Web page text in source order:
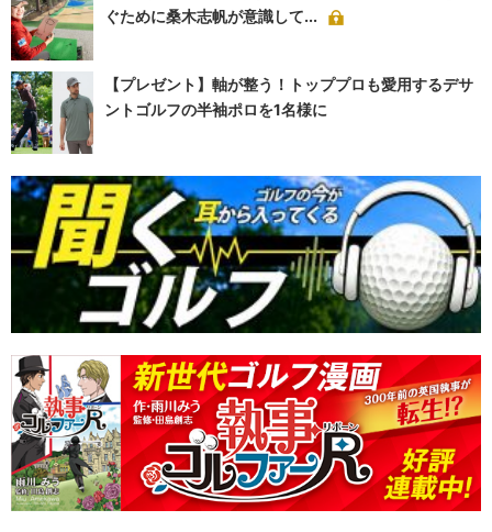
ぐために桑木志帆が意識して...
【プレゼント】軸が整う！トッププロも愛用するデサ
ントゴルフの半袖ポロを1名様に